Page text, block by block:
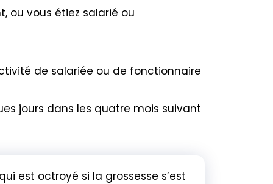
ou vous étiez salarié ou
de salariée ou de fonctionnaire
jours dans les quatre mois suivant
est octroyé si la grossesse s’est